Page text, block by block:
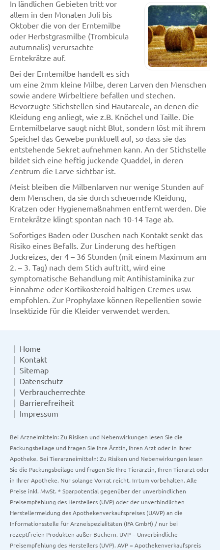
In ländlichen Gebieten tritt vor
allem in den Monaten Juli bis
Oktober die von der Erntemilbe
oder Herbstgrasmilbe (Trombicula
autumnalis) verursachte
Erntekrätze auf.
Bei der Erntemilbe handelt es sich
um eine 2mm kleine Milbe, deren Larven den Menschen
sowie andere Wirbeltiere befallen und stechen.
Bevorzugte Stichstellen sind Hautareale, an denen die
Kleidung eng anliegt, wie z.B. Knöchel und Taille. Die
Erntemilbelarve saugt nicht Blut, sondern löst mit ihrem
Speichel das Gewebe punktuell auf, so dass sie das
entstehende Sekret aufnehmen kann. An der Stichstelle
bildet sich eine heftig juckende Quaddel, in deren
Zentrum die Larve sichtbar ist.
Meist bleiben die Milbenlarven nur wenige Stunden auf
dem Menschen, da sie durch scheuernde Kleidung,
Kratzen oder Hygienemaßnahmen entfernt werden. Die
Erntekrätze klingt spontan nach 10-14 Tage ab.
Sofortiges Baden oder Duschen nach Kontakt senkt das
Risiko eines Befalls. Zur Linderung des heftigen
Juckreizes, der 4 – 36 Stunden (mit einem Maximum am
2. – 3. Tag) nach dem Stich auftritt, wird eine
symptomatische Behandlung mit Antihistaminika zur
Einnahme oder Kortikosteroid haltigen Cremes usw.
empfohlen. Zur Prophylaxe können Repellentien sowie
Insektizide für die Kleider verwendet werden.
Home
Kontakt
Sitemap
Datenschutz
Verbraucherrechte
Barrierefreiheit
Impressum
Bei Arzneimitteln: Zu Risiken und Nebenwirkungen lesen Sie die
Packungsbeilage und fragen Sie Ihre Ärztin, Ihren Arzt oder in Ihrer
Apotheke. Bei Tierarzneimitteln: Zu Risiken und Nebenwirkungen lesen
Sie die Packungsbeilage und fragen Sie Ihre Tierärztin, Ihren Tierarzt oder
in Ihrer Apotheke. Nur solange Vorrat reicht. Irrtum vorbehalten. Alle
Preise inkl. MwSt. * Sparpotential gegenüber der unverbindlichen
Preisempfehlung des Herstellers (UVP) oder der unverbindlichen
Herstellermeldung des Apothekenverkaufspreises (UAVP) an die
Informationsstelle für Arzneispezialitäten (IFA GmbH) / nur bei
rezeptfreien Produkten außer Büchern. UVP = Unverbindliche
Preisempfehlung des Herstellers (UVP). AVP = Apothekenverkaufspreis